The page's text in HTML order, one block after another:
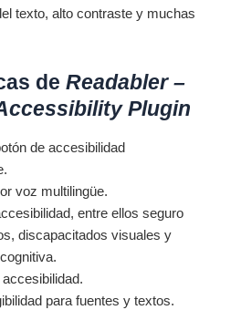
texto, alto contraste y muchas
de Readabler –
Plugin
de accesibilidad
voz multilingüe.
entre ellos seguro
discapacitados visuales y
para fuentes y textos.